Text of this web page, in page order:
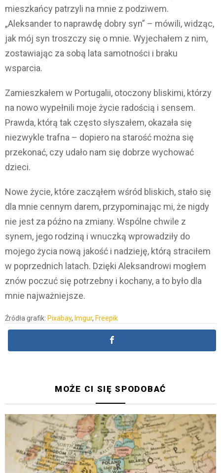
mieszkańcy patrzyli na mnie z podziwem.
„Aleksander to naprawdę dobry syn” – mówili, widząc,
jak mój syn troszczy się o mnie. Wyjechałem z nim,
zostawiając za sobą lata samotności i braku
wsparcia.
Zamieszkałem w Portugalii, otoczony bliskimi, którzy
na nowo wypełnili moje życie radością i sensem.
Prawda, którą tak często słyszałem, okazała się
niezwykle trafna – dopiero na starość można się
przekonać, czy udało nam się dobrze wychować
dzieci.
Nowe życie, które zacząłem wśród bliskich, stało się
dla mnie cennym darem, przypominając mi, że nigdy
nie jest za późno na zmiany. Wspólne chwile z
synem, jego rodziną i wnuczką wprowadziły do
mojego życia nową jakość i nadzieję, którą straciłem
w poprzednich latach. Dzięki Aleksandrowi mogłem
znów poczuć się potrzebny i kochany, a to było dla
mnie najważniejsze.
Źródła grafik: Pixabay, Imgur, Freepik
MOŻE CI SIĘ SPODOBAĆ